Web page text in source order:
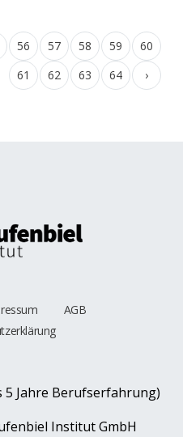
56 57 58 59
60
61
62 63 64 ›
AGB
Jahre Berufserfahrung)
Institut GmbH